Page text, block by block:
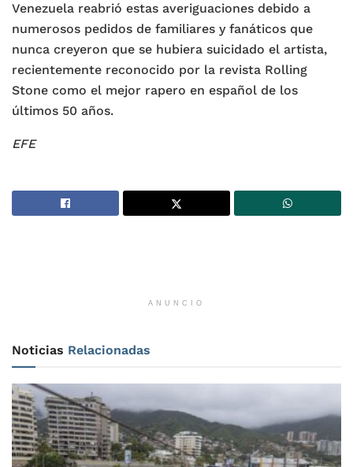
Venezuela reabrió estas averiguaciones debido a
numerosos pedidos de familiares y fanáticos que
nunca creyeron que se hubiera suicidado el artista,
recientemente reconocido por la revista Rolling
Stone como el mejor rapero en español de los
últimos 50 años.
EFE
ANUNCIO
Noticias Relacionadas